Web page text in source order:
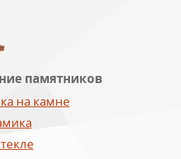
памятников
на камне